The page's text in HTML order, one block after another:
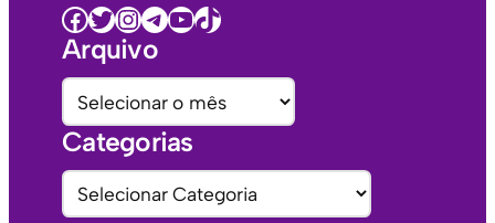
Facebook Twitter InstagramTelegramYoutube TikTok
Arquivo
A
r
q
u
Categorias
C
a